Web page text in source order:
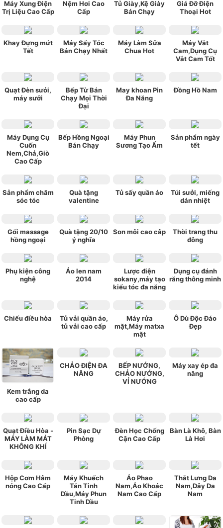
Máy Xung Điện
Trị Liệu Cao Cấp
Nệm Hơi Cao
Cấp
Tủ Giày,Kệ Giày
Bán Chạy
Giá Đỡ Điện
Thoại Hot
Khay Đựng mứt
Tết
Máy Sấy Tóc
Bán Chạy Nhất
Máy Làm Sữa
Chua Hot
Máy Vắt
Cam,Dụng Cụ
Vắt Cam Tốt
Quạt Đèn sưởi,
máy sưởi
Bếp Từ Bán
Chạy Mọi Thời
Đại
May khoan Pin
Đa Năng
Đồng Hồ Nam
Máy Dụng Cụ
Cuốn
Nem,Chả,Giò
Cao Cấp
Bếp Hồng Ngoại
Bán Chạy
Máy Phun
Sương Tạo Ẩm
Sản phẩm ngày
tết
Sản phẩm chăm
sóc tóc
Quà tặng
valentine
Tủ sấy quần áo
Túi sưởi, miếng
dán nhiệt
Gối massage
hồng ngoại
Quà tặng 20/10
ý nghĩa
Son môi cao câp
Thời trang thu
đông
Phụ kiện công
nghệ
Áo len nam
2014
Lược điện
sokany,máy tạo
kiểu tóc đa năng
Dụng cụ đánh
răng thông minh
Chiếu điều hòa
Tủ vải quần áo,
tủ vải cao cấp
Máy rửa
mặt,Máy matxa
mặt
Ô Dù Độc Đáo
Đẹp
Kem trắng da
cao cấp
CHẢO ĐIỆN ĐA
NĂNG
BẾP NƯỚNG,
CHẢO NƯỚNG,
VỈ NƯỚNG
Máy xay ép đa
năng
Quạt Điều Hòa -
MÁY LÀM MÁT
KHÔNG KHÍ
Pin Sạc Dự
Phòng
Đèn Học Chống
Cận Cao Cấp
Bàn Là Khô, Bàn
Là Hơi
Hộp Cơm Hâm
nóng Cao Cấp
Máy Khuếch
Tán Tinh
Dầu,Máy Phun
Tinh Dầu
Áo Phao
Nam,Áo Khoác
Nam Cao Cấp
Thắt Lưng Da
Nam,Dây Da
Nam